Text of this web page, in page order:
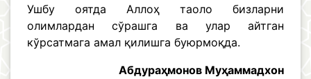
Ушбу оятда Аллоҳ таоло бизларни
олимлардан сўрашга ва улар айтган
кўрсатмага амал қилишга буюрмоқда.
Абдураҳмонов Муҳаммадхон